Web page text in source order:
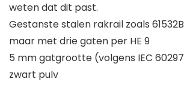
weten dat dit past.
Gestanste stalen rakrail zoals
maar met drie gaten per HE 9
5 mm gatgrootte (volgens IEC
zwart pulv